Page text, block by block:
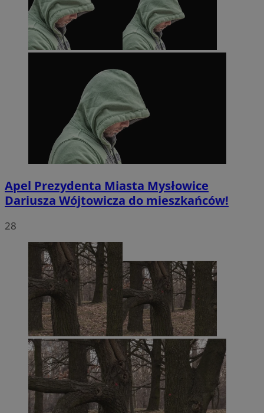
Apel Prezydenta Miasta Mysłowice
Dariusza Wójtowicza do mieszkańców!
28